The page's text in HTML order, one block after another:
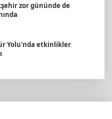
zor gününde de
Yolu'nda etkinlikler